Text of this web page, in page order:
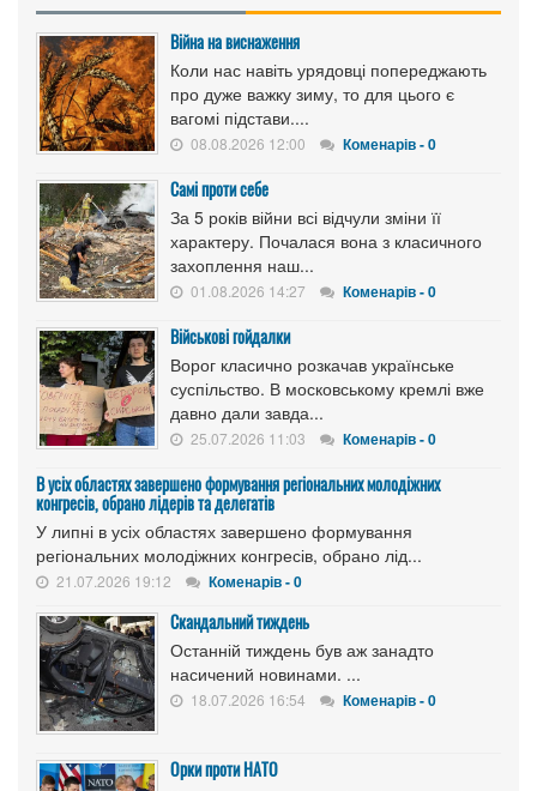
Війна на виснаження
Коли нас навіть урядовці попереджають
про дуже важку зиму, то для цього є
вагомі підстави....
08.08.2026 12:00 Коменарів - 0
Самі проти себе
За 5 років війни всі відчули зміни її
характеру. Почалася вона з класичного
захоплення наш...
01.08.2026 14:27 Коменарів - 0
Військові гойдалки
Ворог класично розкачав українське
суспільство. В московському кремлі вже
давно дали завда...
25.07.2026 11:03 Коменарів - 0
В усіх областях завершено формування регіональних молодіжних
конгресів, обрано лідерів та делегатів
У липні в усіх областях завершено формування
регіональних молодіжних конгресів, обрано лід...
21.07.2026 19:12 Коменарів - 0
Скандальний тиждень
Останній тиждень був аж занадто
насичений новинами. ...
18.07.2026 16:54 Коменарів - 0
Орки проти НАТО